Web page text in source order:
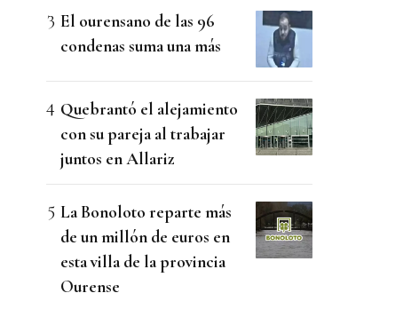
El ourensano de las 96
condenas suma una más
Quebrantó el alejamiento
con su pareja al trabajar
juntos en Allariz
La Bonoloto reparte más
de un millón de euros en
esta villa de la provincia
Ourense